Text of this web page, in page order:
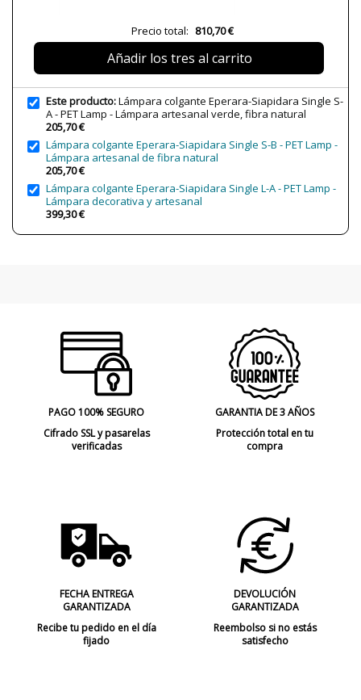
Lumens (LED)
400 lm
4W
Temperatura de Color
2700K (luz cálida)
Bombilla Incluida?
Sí
Protección IP
Clase
Clase II
Certificados
UL
Precio total: 810,70 €
Añadir los tres al carrito
Este producto:Lámpara colgante Eperara-Siapidara Single S-
A - PET Lamp - Lámpara artesanal verde, fibra natural
205,70 €
Lámpara colgante Eperara-Siapidara Single S-B - PET Lamp -
Lámpara artesanal de fibra natural
205,70 €
Lámpara colgante Eperara-Siapidara Single L-A - PET Lamp -
Lámpara decorativa y artesanal
399,30 €
PAGO 100% SEGURO
Cifrado SSL y pasarelas
verificadas
GARANTIA DE 3 AÑOS
Protección total en tu
compra
FECHA ENTREGA
GARANTIZADA
Recibe tu pedido en el día
fijado
DEVOLUCIÓN
GARANTIZADA
Reembolso si no estás
satisfecho